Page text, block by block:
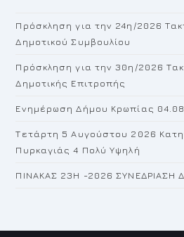
Πρόσκληση για την 24η/2026
Δημοτικού Συμβουλίου
Πρόσκληση για την 30η/2026
Δημοτικής Επιτροπής
Ενημέρωση Δήμου Κρωπίας
Τετάρτη 5 Αυγούστου 2026
Πυρκαγιάς 4 Πολύ Υψηλή
ΠΙΝΑΚΑΣ 23H -2026 ΣΥΝΕΔΡΙΑΣΗ